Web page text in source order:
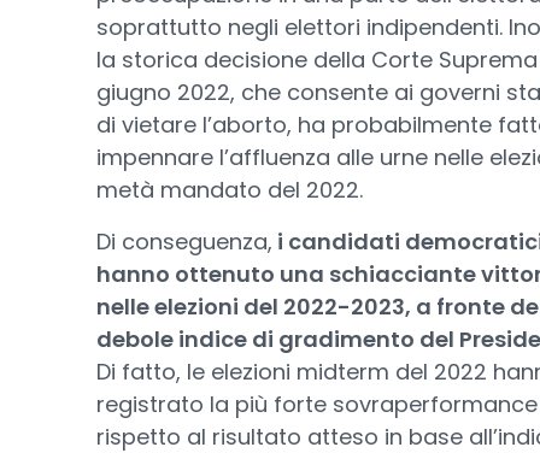
soprattutto negli elettori indipendenti.
la storica decisione della Corte
giugno 2022, che consente ai governi
di vietare l’aborto, ha probabilmente
impennare l’affluenza alle urne nelle
metà mandato del 2022.
Di conseguenza, i candidati
hanno ottenuto una schiacciante
nelle elezioni del 2022-2023, a fronte
debole indice di gradimento del
Di fatto, le elezioni midterm del 2022
registrato la più forte sovraperformance
rispetto al risultato atteso in base